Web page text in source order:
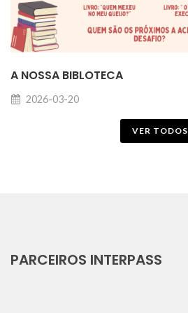
A NOSSA BIBLOTECA
2026-03-20
VER TODOS
PARCEIROS INTERPASS